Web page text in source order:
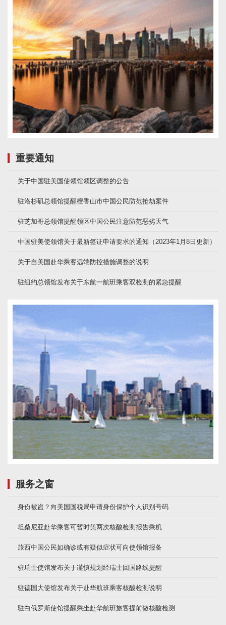
重要通知
关于中国驻美国使领馆领区调整的公告
驻洛杉矶总领馆提醒檀香山市中国公民防范抢劫案件
驻芝加哥总领馆提醒领区中国公民注意防范恶劣天气
中国驻美使领馆关于最新签证申请要求的通知（2023年1月8日更新）
关于自美国赴华乘客远端防控措施调整的说明
驻纽约总领馆发布关于东航一航班乘客双检测的紧急提醒
服务之窗
身份被盗？向美国国税局申请身份保护个人识别号码
坦桑尼亚赴华乘客可暂时凭两次核酸检测报告乘机
旅西中国公民如确诊或有疑似症状可向使领馆报备
驻瑞士使馆发布关于谨慎规划经瑞士回国路线提醒
驻德国大使馆发布关于赴华航班乘客核酸检测说明
驻白俄罗斯使馆提醒乘坐赴华航班旅客提前做核酸检测